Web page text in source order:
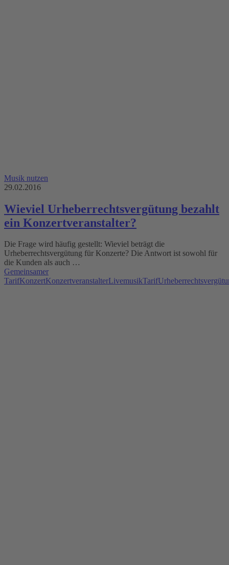
Musik nutzen
29.02.2016
Wieviel Urheberrechtsvergütung bezahlt
ein Konzertveranstalter?
Die Frage wird häufig gestellt: Wieviel beträgt die
Urheberrechtsvergütung für Konzerte? Die Antwort ist sowohl für
die Kunden als auch …
Gemeinsamer
TarifKonzertKonzertveranstalterLivemusikTarif